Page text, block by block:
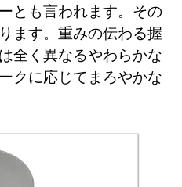
とも言われます。その
ます。重みの伝わる握
全く異なるやわらかな
クに応じてまろやかな